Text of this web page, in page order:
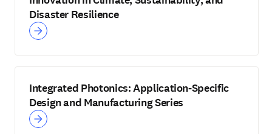
Disaster Resilience
Integrated Photonics: Application-Specific
Design and Manufacturing Series